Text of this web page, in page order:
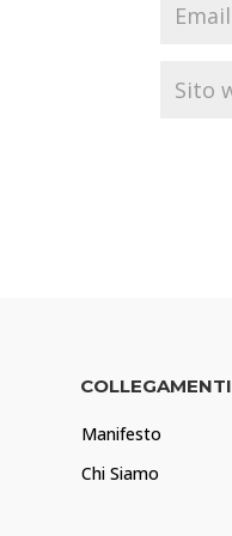
COLLEGAMENTI
Manifesto
Chi Siamo